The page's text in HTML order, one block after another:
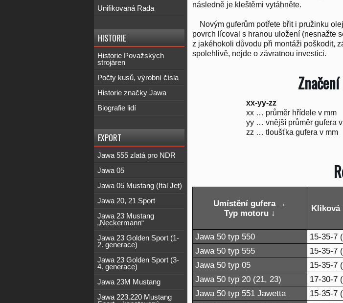
následně je kleštěmi vytáhněte.
Novým guferům potřete břit i pružinku
povrch lícoval s hranou uložení (nesnažte
z jakéhokoli důvodu při montáži poškodit,
spolehlivě, nejde o závratnou investici.
xx-yy-zz
xx … průměr hřídele v mm
yy … vnější průměr gufera
zz … tloušťka gufera v mm
Umístění gufera →
Typ motoru ↓
Kliková
Jawa 50 typ 550 15-35-7
Jawa 50 typ 555
15-35-7
Jawa 50 typ 05
15-35-7
Jawa 50 typ 20 (21, 23)
17-30-7
Jawa 50 typ 551 Jawetta
15-35-7
Unifikovaná Rada
HISTORIE
Historie Považských
strojáren
Počty kusů, výrobní čísla
Historie značky Jawa
Biografie lidí
EXPORT
Jawa 555 zlatá pro NDR
Jawa 05
Jawa 05 Mustang (Ital Jet)
Jawa 20, 21 Sport
Jawa 23 Mustang
„Neckermann“
Jawa 23 Golden Sport (1-
2. generace)
Jawa 23 Golden Sport (3-
4. generace)
Jawa 23M Mustang
Jawa 223.220 Mustang